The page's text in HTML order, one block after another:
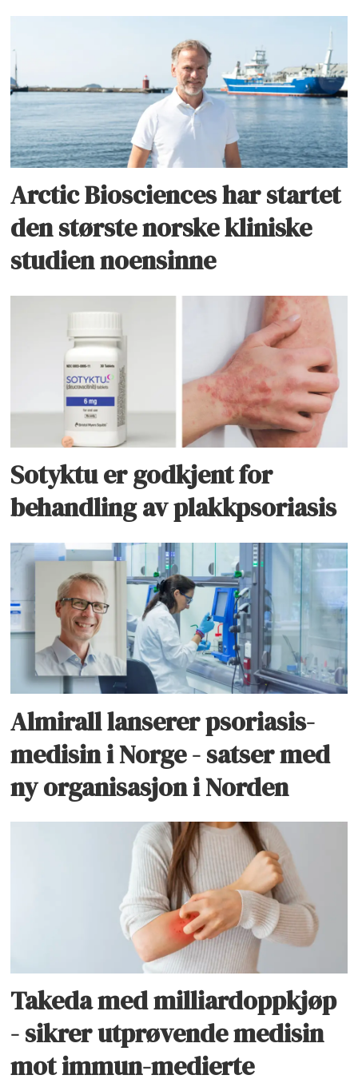
Arctic Biosciences har startet
den største norske kliniske
studien noensinne
Sotyktu er godkjent for
behandling av plakkpsoriasis
Almirall lanserer psoriasis-
medisin i Norge - satser med
ny organisasjon i Norden
Takeda med milliardoppkjøp
- sikrer utprøvende medisin
mot immun-medierte